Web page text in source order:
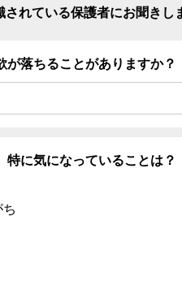
れている保護者にお聞きし
が落ちることがありますか？
特に気になっていることは？